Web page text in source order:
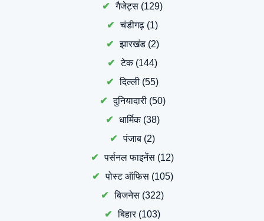
गैजेट्स (129)
चंडीगढ़ (1)
झारखंड(2)
टेक(144)
दिल्ली (55)
दुनियादारी(50)
धार्मिक(38)
पंजाब (2)
पर्सनल फाइनेंस (12)
पोस्ट ऑफिस(105)
बिजनेस (322)
बिहार(103)